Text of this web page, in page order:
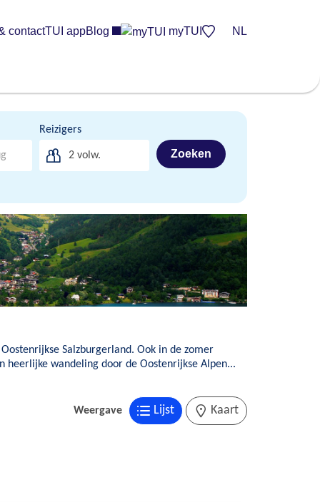
contactTUI appBlog myTUI NL
Reizigers
2 volw. Zoeken
Salzburgerland. Ook in de zomer
heerlijke wandeling door de Oostenrijkse Alpen...
Weergave Lijst Kaart